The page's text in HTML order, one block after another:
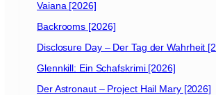
Vaiana [2026]
Backrooms [2026]
Disclosure Day – Der Tag der Wahrheit
Glennkill: Ein Schafskrimi [2026]
Der Astronaut – Project Hail Mary [2026]